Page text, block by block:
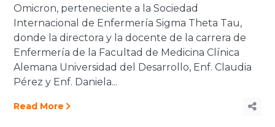
Omicron, perteneciente a la Sociedad
Internacional de Enfermería Sigma Theta Tau,
donde la directora y la docente de la carrera de
Enfermería de la Facultad de Medicina Clínica
Alemana Universidad del Desarrollo, Enf. Claudia
Pérez y Enf. Daniela...
Read More